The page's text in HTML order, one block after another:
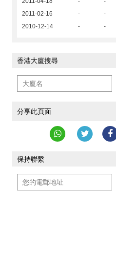
2011-02-16
- -
2010-12-14
- -
香港大廈搜尋
分享此頁面
保持聯繫